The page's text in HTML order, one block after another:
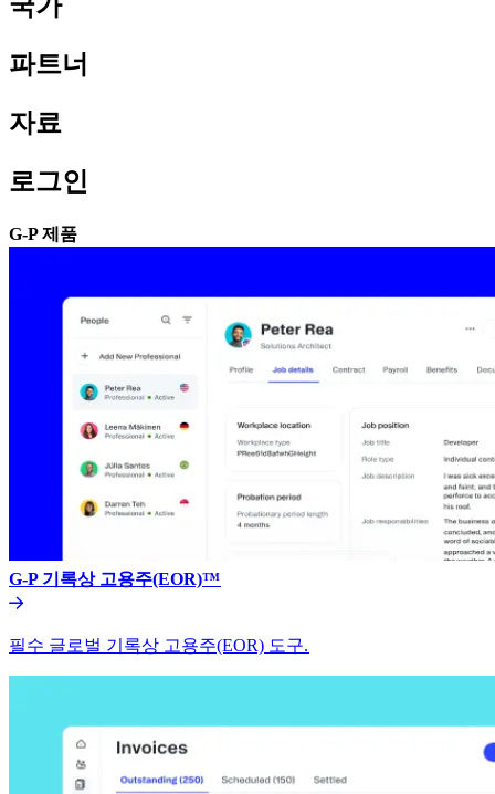
국가​​
파트너​​
자료​​
로그인​​
G-P 제품​​
G-P 기록상 고용주(EOR)™​​
필수 글로벌 기록상 고용주(EOR) 도구.​​